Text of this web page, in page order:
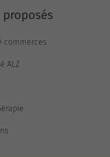
proposés
commerces
ALZ